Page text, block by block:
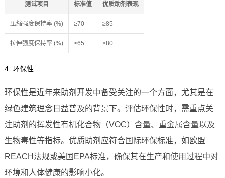
测试项目 标准值 优质助剂表现
压缩强度保持率 (%) ≥70 ≥85
拉伸强度保持率 (%) ≥65 ≥80
4. 环保性
环保性是近年来助剂开发中备受关注的一个方面，尤其是在
绿色建筑理念日益普及的背景下。评估环保性时，需重点关
注助剂的挥发性有机化合物（VOC）含量、重金属含量以及
生物毒性等指标。优质助剂应符合国际环保标准，如欧盟
REACH法规或美国EPA标准，确保其在生产和使用过程中对
环境和人体健康的影响小化。